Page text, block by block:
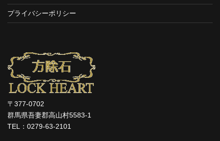
プライバシーポリシー
〒377-0702
群馬県吾妻郡高山村5583-1
TEL：0279-63-2101